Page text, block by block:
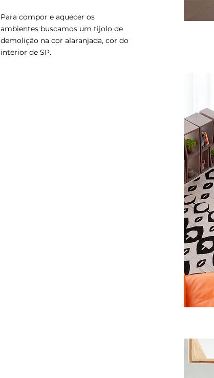
Para compor e aquecer os
ambientes buscamos um tijolo de
demolição na cor alaranjada, cor do
interior de SP.